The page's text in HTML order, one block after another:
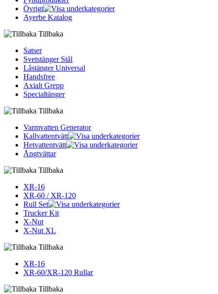
Övrigt
Ayerbe Katalog
Tillbaka
Satser
Svetstänger Stål
Låstänger Universal
Handsfree
Axialt Grepp
Specialtänger
Tillbaka
Varmvatten Generator
Kallvattentvätt
Hetvattentvätt
Ångtvättar
Tillbaka
XR-16
XR-60 / XR-120
Rull Set
Trucker Kit
X-Nut
X-Nut XL
Tillbaka
XR-16
XR-60/XR-120 Rullar
Tillbaka